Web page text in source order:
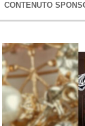
CONTENUTO